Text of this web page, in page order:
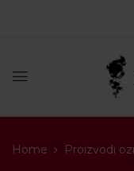
Home Proizvodi